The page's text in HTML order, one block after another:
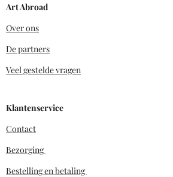
Art Abroad
Over ons
De partners
Veel gestelde vragen
Klantenservice
Contact
Bezorging
Bestelling en betaling